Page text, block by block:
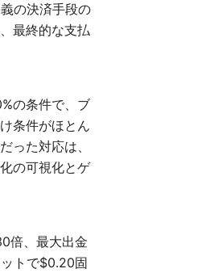
の決済手段の
最終的な支払
の条件で、ブ
条件がほとん
った対応は、
の可視化とゲ
倍、最大出金
トで$0.20固